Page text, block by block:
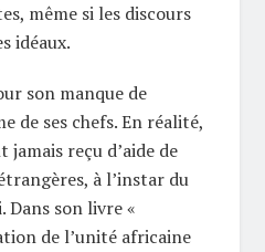
même si les discours
idéaux.
son manque de
de ses chefs. En réalité,
jamais reçu d’aide de
à l’instar du
Dans son livre «
de l’unité africaine